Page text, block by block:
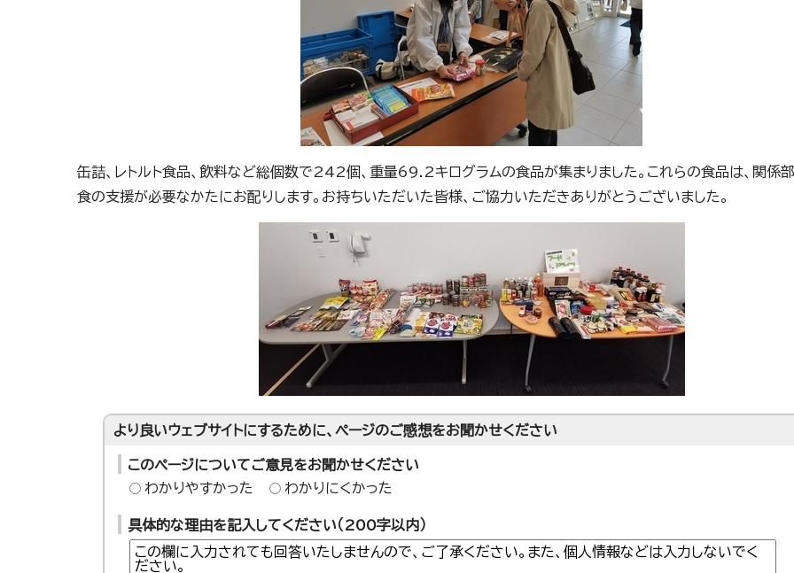
缶詰、レトルト食品、飲料など総個数で242個、重量69.2キログラムの食品が集まりました。これらの食品は、関係
食の支援が必要なかたにお配りします。お持ちいただいた皆様、ご協力いただきありがとうございました。
より良いウェブサイトにするために、ページのご感想をお聞かせください
このページについてご意見をお聞かせください
わかりやすかった
わかりにくかった
具体的な理由を記入してください（200字以内）